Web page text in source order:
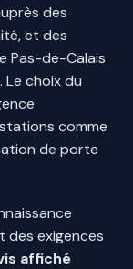
des
et des
Pas-de-Calais
choix du
comme
de porte
exigences
affiché